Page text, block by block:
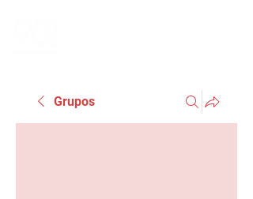
Grupos